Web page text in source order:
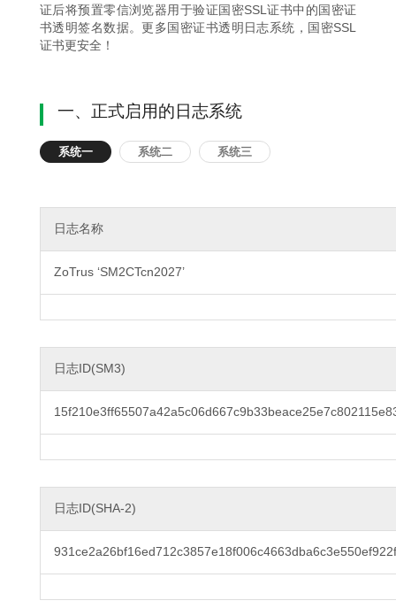
证后将预置零信浏览器用于验证国密SSL证书中的国密证
书透明签名数据。更多国密证书透明日志系统，国密SSL
证书更安全！
一、正式启用的日志系统
系统一 系统二 系统三
日志名称
ZoTrus ‘SM2CTcn2027’
日志ID(SM3)
日志ID(SHA-2)